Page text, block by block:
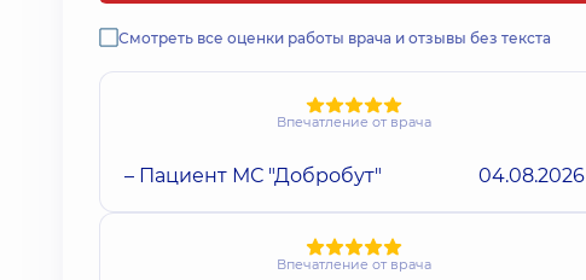
Смотреть все оценки работы врача и отзывы без текста
Впечатление от врача
– Пациент МС "Добробут" 04.08.2026
Впечатление от врача